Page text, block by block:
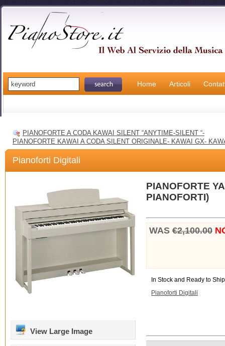
Home Articoli
PIANOFORTE A CODA KAWAI SILENT “ANYTIME-SILENT “-
PIANOFORTE KAWAI A CODA SILENT ORIGINALE- KAWAI GX-
Pianoforti Digitali
View Large Image
PIANOFORTE
PIANOFORTI)
WAS €2,100.00
In Stock and Ready to
Pianoforti Digitali